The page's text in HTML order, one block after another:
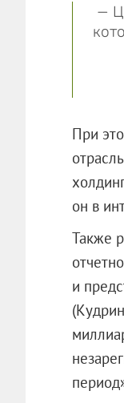
—
При
он в
Также
и